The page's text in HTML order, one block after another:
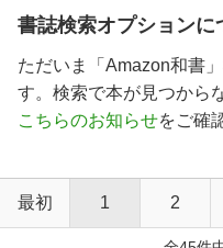
書誌検索オプションに
ただいま「Amazon和書
す。検索で本が見つから
こちらのお知らせをご確
最初 1 2